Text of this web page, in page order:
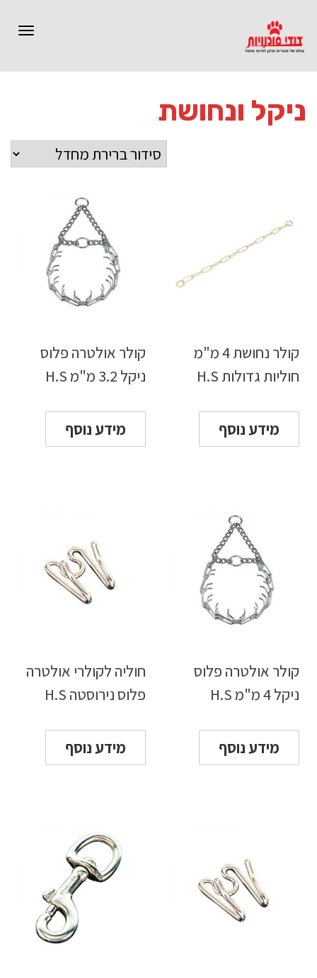
ניקל ונחושת
קולר נחושת 4 מ"מ
חוליות גדולות H.S
מידע נוסף
קולר אולטרה פלוס
ניקל 3.2 מ"מ H.S
מידע נוסף
קולר אולטרה פלוס
ניקל 4 מ"מ H.S
מידע נוסף
חוליה לקולרי אולטרה
פלוס נירוסטה H.S
מידע נוסף